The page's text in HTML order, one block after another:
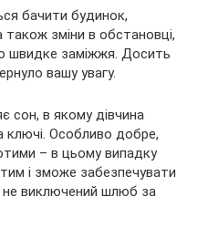
бачити будинок,
також зміни в обстановці,
швидке заміжжя. Досить
вашу увагу.
сон, в якому дівчина
ключі. Особливо добре,
– в цьому випадку
і зможе забезпечувати
не виключений шлюб за